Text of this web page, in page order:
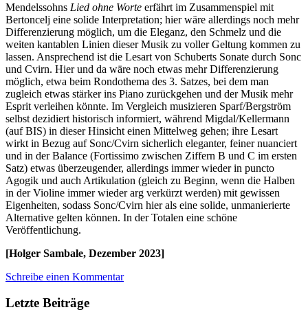
Mendelssohns Lied ohne Worte erfährt im Zusammenspiel mit
Bertoncelj eine solide Interpretation; hier wäre allerdings noch mehr
Differenzierung möglich, um die Eleganz, den Schmelz und die
weiten kantablen Linien dieser Musik zu voller Geltung kommen zu
lassen. Ansprechend ist die Lesart von Schuberts Sonate durch Sonc
und Cvirn. Hier und da wäre noch etwas mehr Differenzierung
möglich, etwa beim Rondothema des 3. Satzes, bei dem man
zugleich etwas stärker ins Piano zurückgehen und der Musik mehr
Esprit verleihen könnte. Im Vergleich musizieren Sparf/Bergström
selbst dezidiert historisch informiert, während Migdal/Kellermann
(auf BIS) in dieser Hinsicht einen Mittelweg gehen; ihre Lesart
wirkt in Bezug auf Sonc/Cvirn sicherlich eleganter, feiner nuanciert
und in der Balance (Fortissimo zwischen Ziffern B und C im ersten
Satz) etwas überzeugender, allerdings immer wieder in puncto
Agogik und auch Artikulation (gleich zu Beginn, wenn die Halben
in der Violine immer wieder arg verkürzt werden) mit gewissen
Eigenheiten, sodass Sonc/Cvirn hier als eine solide, unmanierierte
Alternative gelten können. In der Totalen eine schöne
Veröffentlichung.
[Holger Sambale, Dezember 2023]
Schreibe einen Kommentar
Letzte Beiträge